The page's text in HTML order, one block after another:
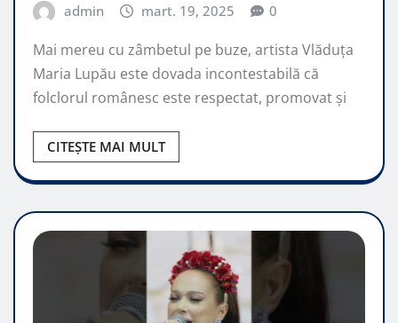
admin mart. 19, 2025 0
Mai mereu cu zâmbetul pe buze, artista Vlăduța
Maria Lupău este dovada incontestabilă că
folclorul românesc este respectat, promovat şi
CITEȘTE MAI MULT